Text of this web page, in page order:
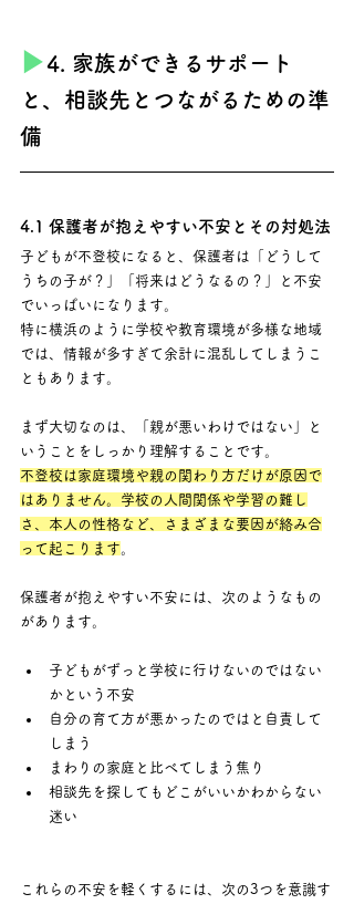
▶︎4. 家族ができるサポート
と、相談先とつながるための準
備
4.1 保護者が抱えやすい不安とその対処法
子どもが不登校になると、保護者は「どうして
うちの子が？」「将来はどうなるの？」と不安
でいっぱいになります。
特に横浜のように学校や教育環境が多様な地域
では、情報が多すぎて余計に混乱してしまうこ
ともあります。
まず大切なのは、「親が悪いわけではない」と
いうことをしっかり理解することです。
不登校は家庭環境や親の関わり方だけが原因で
はありません。学校の人間関係や学習の難し
さ、本人の性格など、さまざまな要因が絡み合
って起こります。
保護者が抱えやすい不安には、次のようなもの
があります。
子どもがずっと学校に行けないのではない
かという不安
自分の育て方が悪かったのではと自責して
しまう
まわりの家庭と比べてしまう焦り
相談先を探してもどこがいいかわからない
迷い
これらの不安を軽くするには、次の3つを意識す